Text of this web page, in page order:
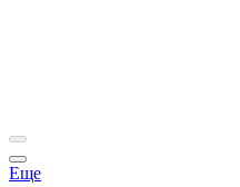
Еще